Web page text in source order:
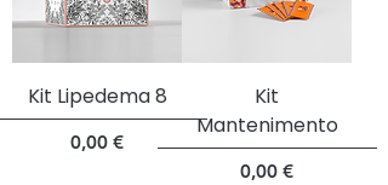
Kit Lipedema 8
Prezzo
0,00 €
Kit
Mantenimento
Prezzo
0,00 €